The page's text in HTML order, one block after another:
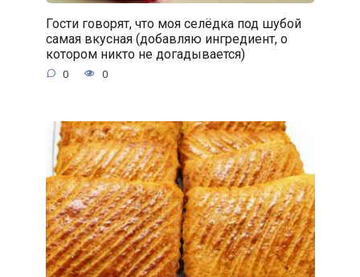
Гости говорят, что моя селёдка под шубой
самая вкусная (добавляю ингредиент, о
котором никто не догадывается)
0 0